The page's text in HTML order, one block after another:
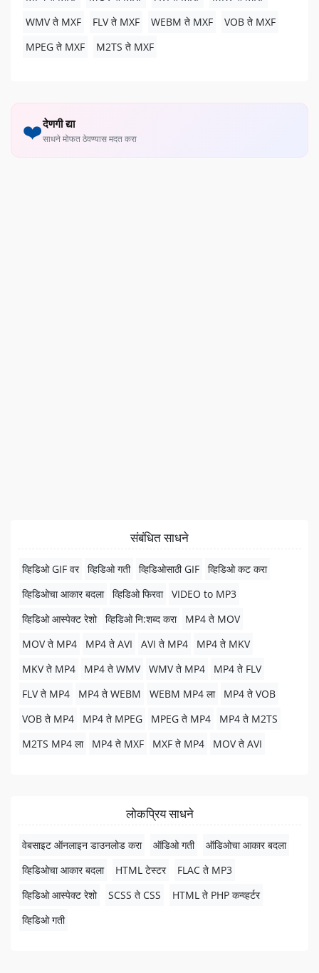
WMV ते MXF
FLV ते MXF WEBM ते MXF
VOB ते MXF
MPEG ते MXF
M2TS ते MXF
❤️देणगी द्या
साधने मोफत ठेवण्यास मदत करा
संबंधित साधने
व्हिडिओ GIF वर व्हिडिओ गती व्हिडिओसाठी GIF
व्हिडिओ कट करा
व्हिडिओचा आकार बदला
व्हिडिओ फिरवा
VIDEO to MP3
व्हिडिओ आस्पेक्ट रेशो
व्हिडिओ नि:शब्द करा
MP4 ते MOV
MOV ते MP4
MP4 ते AVI AVI ते MP4
MP4 ते MKV
MKV ते MP4
MP4 ते WMV WMV ते MP4
MP4 ते FLV
FLV ते MP4
MP4 ते WEBM WEBM MP4 ला
MP4 ते VOB
VOB ते MP4
MP4 ते MPEG MPEG ते MP4
MP4 ते M2TS
M2TS MP4 ला
MP4 ते MXF MXF ते MP4 MOV ते AVI
लोकप्रिय साधने
वेबसाइट ऑनलाइन डाउनलोड करा ऑडिओ गती
ऑडिओचा आकार बदला
व्हिडिओचा आकार बदला
HTML टेस्टर
FLAC ते MP3
व्हिडिओ आस्पेक्ट रेशो
SCSS ते CSS
HTML ते PHP कन्व्हर्टर
व्हिडिओ गती